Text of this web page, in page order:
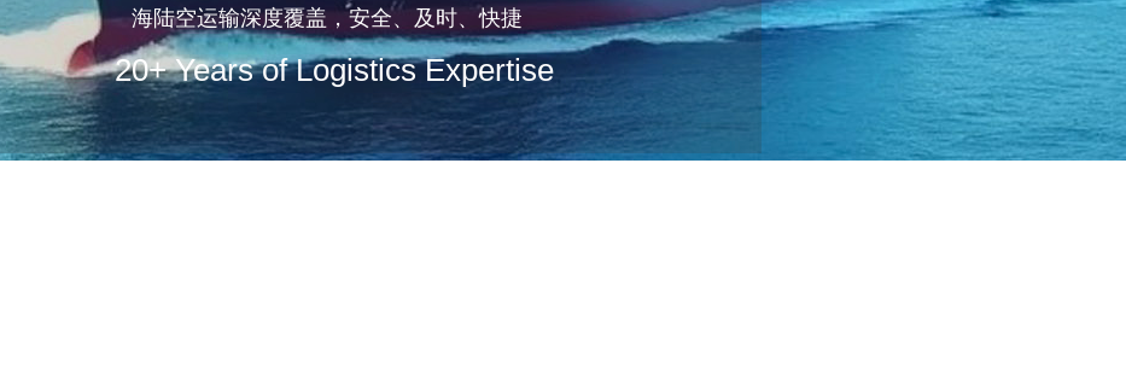
Logistics
海陆空运输深度覆盖，安全、及时、快捷
20+ Years of Logistics Expertise